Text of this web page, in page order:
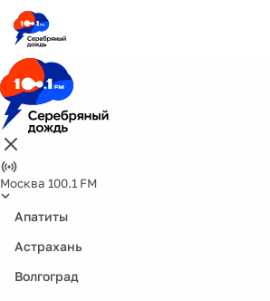
Москва 100.1 FM
Апатиты
Астрахань
Волгоград